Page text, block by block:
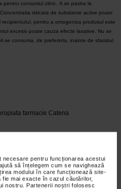
pentru funcționarea acestui
să înțelegem cum se navighează
modului în care funcționează site-
mai exacte în cazul căutărilor,
nostru. Partenerii noștri folosesc
pentru consumul zilnic. A se pastra la
Concentratia ridicata de substante active poate
pentru a omogeniza produsul este
excesiv poate cauza efecte laxative. Nu se
A se consuma, de preferinta, inainte de sfarsitul
farmacie Catena
Plătești 2, primești 3